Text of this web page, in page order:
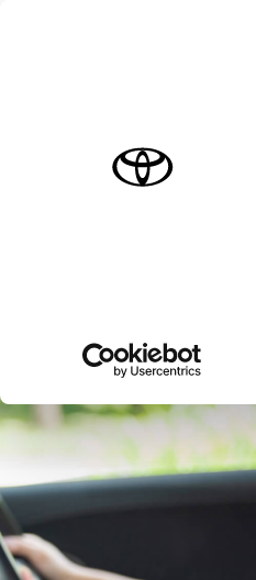
オーナ
トヨタの安全技術